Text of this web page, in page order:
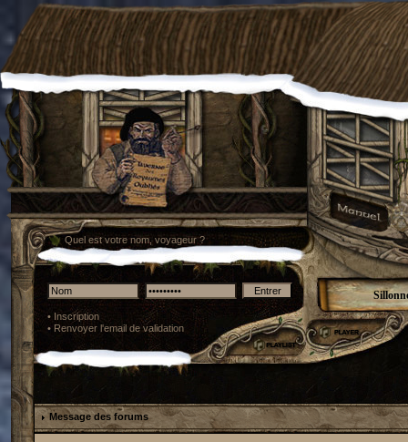
Quel est votre nom, voyageur ?
• Inscription
• Renvoyer l'email de validation
Message des forums